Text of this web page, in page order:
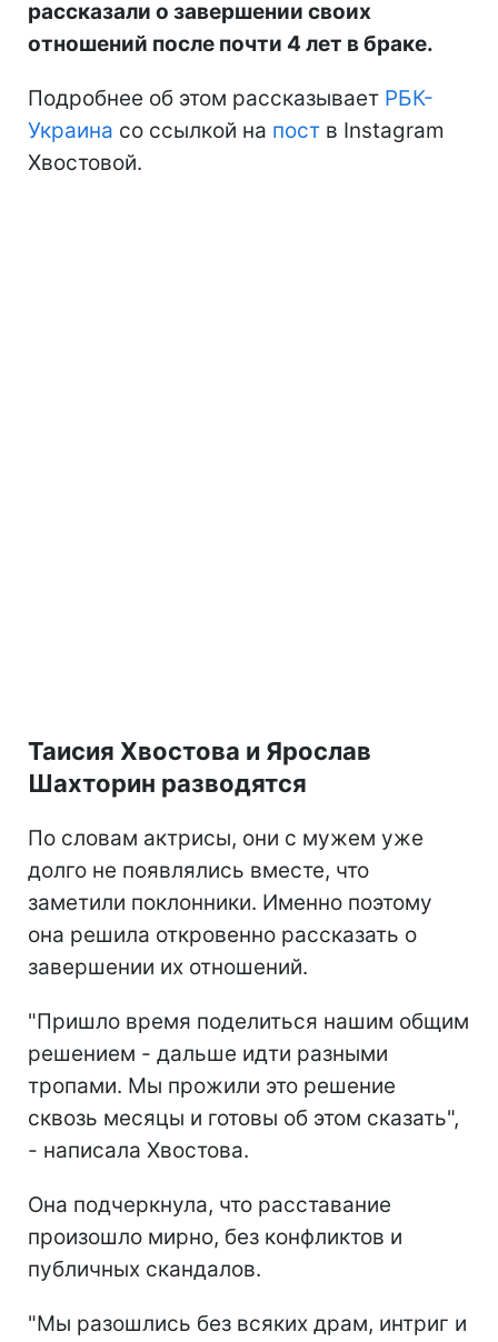
рассказали о завершении своих
отношений после почти 4 лет в браке.
Подробнее об этом рассказывает РБК-
Украина со ссылкой на пост в Instagram
Хвостовой.
Таисия Хвостова и Ярослав
Шахторин разводятся
По словам актрисы, они с мужем уже
долго не появлялись вместе, что
заметили поклонники. Именно поэтому
она решила откровенно рассказать о
завершении их отношений.
"Пришло время поделиться нашим общим
решением - дальше идти разными
тропами. Мы прожили это решение
сквозь месяцы и готовы об этом сказать",
- написала Хвостова.
Она подчеркнула, что расставание
произошло мирно, без конфликтов и
публичных скандалов.
"Мы разошлись без всяких драм, интриг и